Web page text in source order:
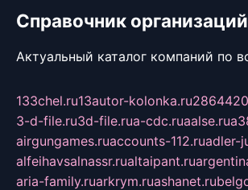
Справочник организаций
Актуальный каталог компаний по
133chel.ru13autor-kolonka.ru
3-d-file.ru3d-file.rua-cdc.ruaalse.ru
airgungames.ruaccounts-112.ruadler-
alfeihavsalnassr.rualtaipant.ru
aria-family.ruarkrym.ruashanet.ru